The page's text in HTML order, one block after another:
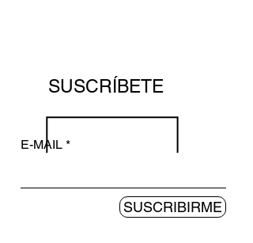
SUSCRÍBETE
E-MAIL
SUSCRIBIRME